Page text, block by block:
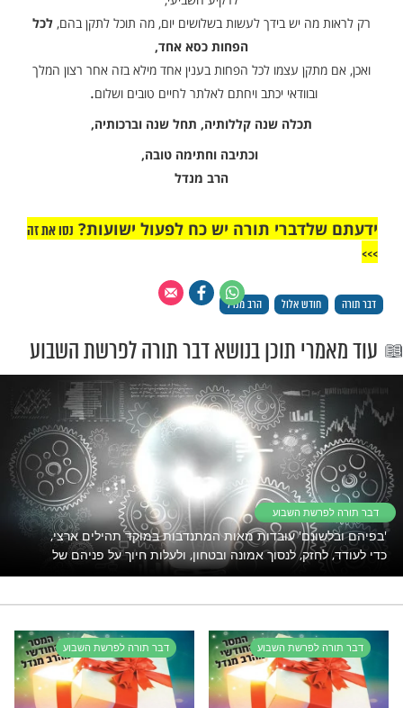
שהוא רוצה לראות מה יש בכוחנו להכין בתוך ל' יום."
עצה, עד שהחליטו: את כתלי הבית נכסה בסדינים לבנים
את כתלי הבית נכסה בסדינים לבנים,
נכסה בציורים נאים את השולחן נכסה במפה
את הכיסאות נעמיד בסמיכות לשולחן,
מחוייבים להכין לכל הפחות כסא אחד שלם כדי שיוכל
לנו כל מיני תיקונים למראית העין, שהרי המלך
אמור לשבת עליו.
הקב"ה בא לשכון בתוכנו בעשרת ימי תשובה – בהמצאו,
אותנו על כך ל'שלושים יום קודם–מראש חודש אלול,
פעמים הרבה שומעים אנו קול בקרב המחנה,
לתקן את עצמי בחודש זה עד תכלית המעלות והמידות?
, אין הקב"ה דורש ומבקש ממך בשלושים יום אלו לעלות
לרקיע השביעי,
יש בידך לעשות בשלושים יום, מה תוכל לתקן בהם,לכל
ובוודאי יכתב ויחתם לאלתר לחיים טובים ושלום.
תכלה שנה קללותיה, תחל שנה וברכותיה,